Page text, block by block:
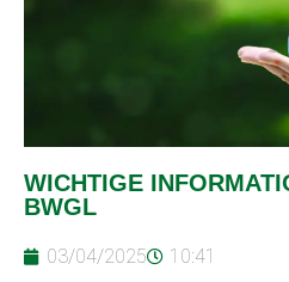
WICHTIGE
BWGL
03/04/2025 10:41